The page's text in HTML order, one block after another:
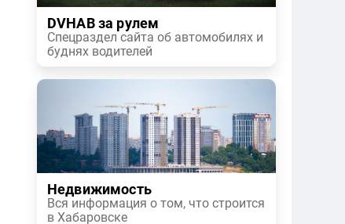
DVHAB за рулем
Спецраздел сайта об автомобилях и
буднях водителей
Недвижимость
Вся информация о том, что строится
в Хабаровске